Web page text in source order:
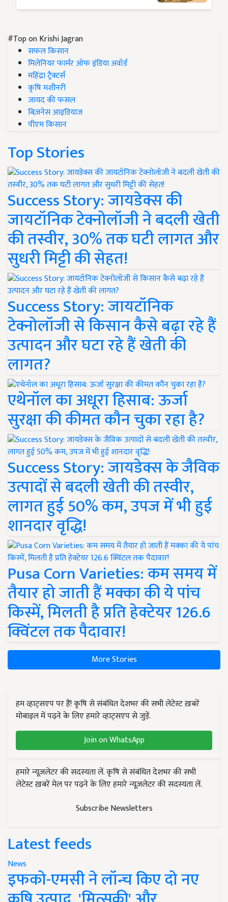
#Top on Krishi Jagran
सफल किसान
मिलेनियर फार्मर ऑफ इंडिया अवॉर्ड
महिंद्रा ट्रैक्टर्स
कृषि मशीनरी
जायद की फसल
बिज़नेस आइडियाज
पीएम किसान
Top Stories
Success Story: जायडेक्स की
जायटॉनिक टेक्नोलॉजी ने बदली खेती
की तस्वीर, 30% तक घटी लागत और
सुधरी मिट्टी की सेहत!
Success Story: जायटॉनिक
टेक्नोलॉजी से किसान कैसे बढ़ा रहे हैं
उत्पादन और घटा रहे हैं खेती की
लागत?
एथेनॉल का अधूरा हिसाब: ऊर्जा
सुरक्षा की कीमत कौन चुका रहा है?
Success Story: जायडेक्स के जैविक
उत्पादों से बदली खेती की तस्वीर,
लागत हुई 50% कम, उपज में भी हुई
शानदार वृद्धि!
Pusa Corn Varieties: कम समय में
तैयार हो जाती हैं मक्का की ये पांच
किस्में, मिलती है प्रति हेक्टेयर 126.6
क्विंटल तक पैदावार!
More Stories
हम व्हाट्सएप पर हैं! कृषि से संबंधित देशभर की सभी लेटेस्ट ख़बरें
मोबाइल में पढ़ने के लिए हमारे व्हाट्सएप से जुड़ें.
Join on WhatsApp
हमारे न्यूज़लेटर की सदस्यता लें. कृषि से संबंधित देशभर की सभी
लेटेस्ट ख़बरें मेल पर पढ़ने के लिए हमारे न्यूज़लेटर की सदस्यता लें.
Subscribe Newsletters
Latest feeds
News
इफको-एमसी ने लॉन्च किए दो नए